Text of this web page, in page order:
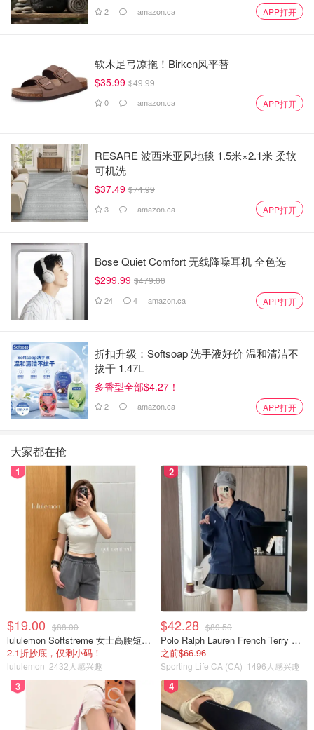
2 amazon.ca APP打开
软木足弓凉拖！Birken风平替
$35.99 $49.99
0 amazon.ca APP打开
RESARE 波西米亚风地毯 1.5米×2.1米 柔软
可机洗
$37.49 $74.99
3 amazon.ca APP打开
Bose Quiet Comfort 无线降噪耳机 全色选
$299.99 $479.00
24 4 amazon.ca APP打开
折扣升级：Softsoap 洗手液好价 温和清洁不
拔干 1.47L
多香型全部$4.27！
2 amazon.ca APP打开
大家都在抢
1
$19.00 $88.00
lululemon Softstreme 女士高腰短裤 10cm
2.1折抄底，仅剩小码！
lululemon 2432人感兴趣
2
$42.28 $89.50
Polo Ralph Lauren French Terry 女童连帽卫衣 7-16码
之前$66.96
Sporting Life CA (CA) 1496人感兴趣
3 4